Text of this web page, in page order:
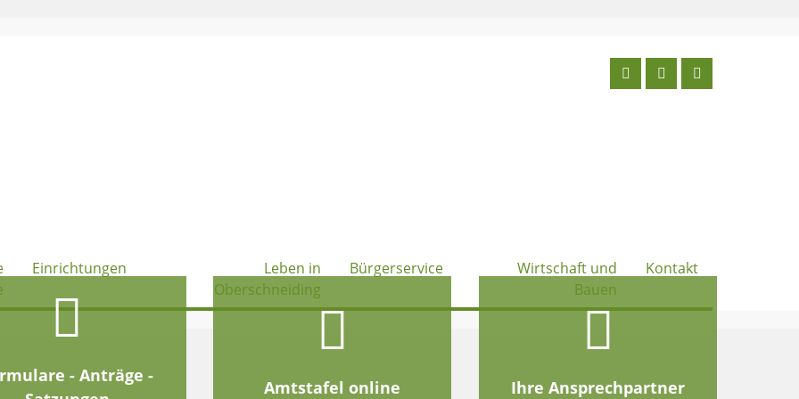
Einrichtungen
Leben in
Oberschneiding
Bürgerservice
Wirtschaft und
Bauen
Kontakt
- Anträge -
Amtstafel online Ihre Ansprechpartner